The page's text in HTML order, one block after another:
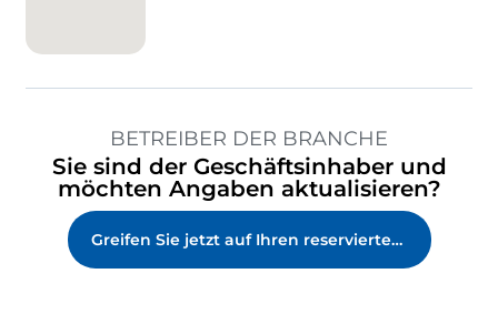
BETREIBER DER BRANCHE
Sie sind der Geschäftsinhaber und
möchten Angaben aktualisieren?
Greifen Sie jetzt auf Ihren reservierten Bereich zu